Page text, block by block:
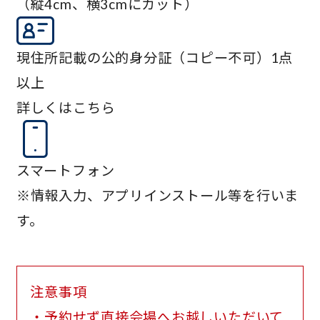
（縦4cm、横3cmにカット）
現住所記載の公的身分証（コピー不可）1点
以上
詳しくはこちら
スマートフォン
※情報入力、アプリインストール等を行いま
す。
注意事項